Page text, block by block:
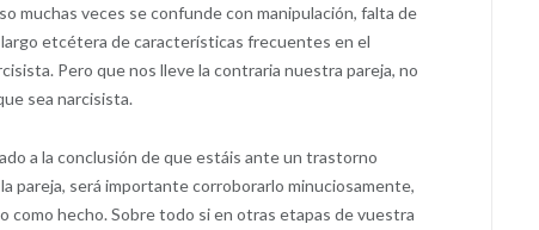
muchas veces se confunde con manipulación, falta de
etcétera de características frecuentes en el
Pero que nos lleve la contraria nuestra pareja, no
sea narcisista.
a la conclusión de que estáis ante un trastorno
pareja, será importante corroborarlo minuciosamente,
como hecho. Sobre todo si en otras etapas de vuestra